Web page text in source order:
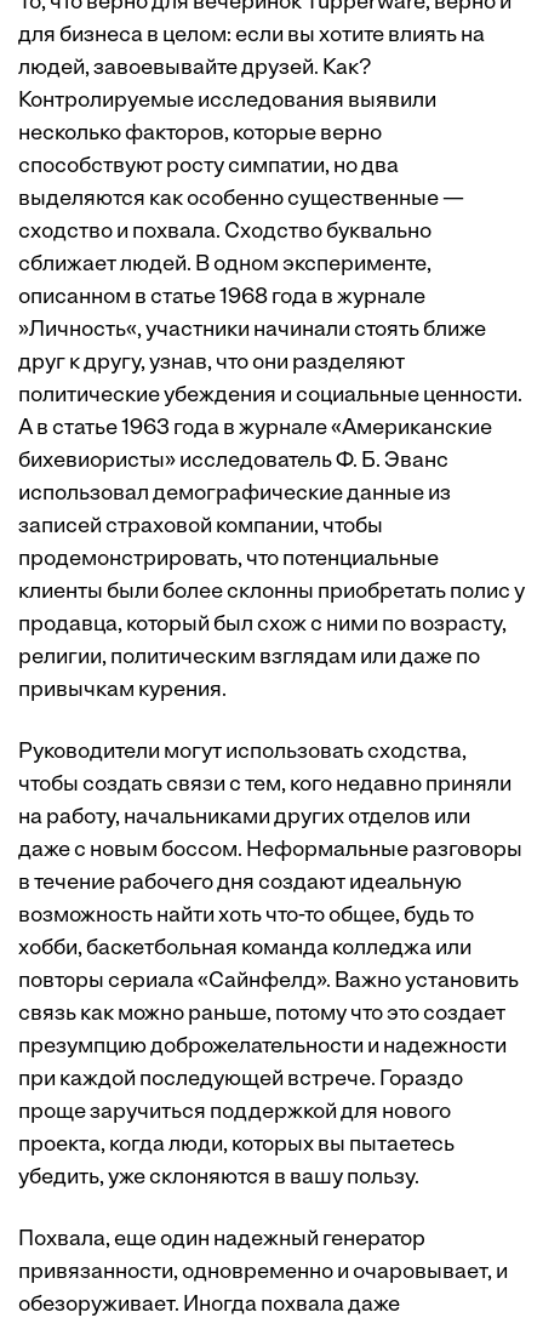
для бизнеса в целом: если вы хотите влиять на
людей, завоевывайте друзей. Как?
Контролируемые исследования выявили
несколько факторов, которые верно
способствуют росту симпатии, но два
выделяются как особенно существенные —
сходство и похвала. Сходство буквально
сближает людей. В одном эксперименте,
описанном в статье 1968 года в журнале
»Личность«, участники начинали стоять ближе
друг к другу, узнав, что они разделяют
политические убеждения и социальные ценности.
А в статье 1963 года в журнале «Американские
бихевиористы» исследователь Ф. Б. Эванс
использовал демографические данные из
записей страховой компании, чтобы
продемонстрировать, что потенциальные
клиенты были более склонны приобретать полис у
продавца, который был схож с ними по возрасту,
религии, политическим взглядам или даже по
привычкам курения.
Руководители могут использовать сходства,
чтобы создать связи с тем, кого недавно приняли
на работу, начальниками других отделов или
даже с новым боссом. Неформальные разговоры
в течение рабочего дня создают идеальную
возможность найти хоть что-то общее, будь то
хобби, баскетбольная команда колледжа или
повторы сериала «Сайнфелд». Важно установить
связь как можно раньше, потому что это создает
презумпцию доброжелательности и надежности
при каждой последующей встрече. Гораздо
проще заручиться поддержкой для нового
проекта, когда люди, которых вы пытаетесь
убедить, уже склоняются в вашу пользу.
Похвала, еще один надежный генератор
привязанности, одновременно и очаровывает, и
обезоруживает. Иногда похвала даже